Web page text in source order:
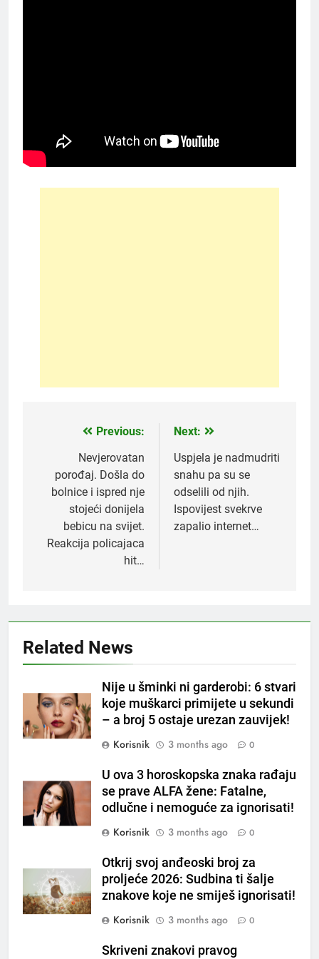
navigation
Previous:
Nevjerovatan
porođaj. Došla do
bolnice i ispred nje
stojeći donijela
bebicu na svijet.
Reakcija policajaca
hit…
Next:
Uspjela je nadmudriti
snahu pa su se
odselili od njih.
Ispovijest svekrve
zapalio internet…
Related News
Nije u šminki ni garderobi: 6 stvari
koje muškarci primijete u sekundi
– a broj 5 ostaje urezan zauvijek!
Korisnik
3 months ago 0
U ova 3 horoskopska znaka rađaju
se prave ALFA žene: Fatalne,
odlučne i nemoguće za ignorisati!
Korisnik
3 months ago 0
Otkrij svoj anđeoski broj za
proljeće 2026: Sudbina ti šalje
znakove koje ne smiješ ignorisati!
Korisnik
3 months ago 0
Skriveni znakovi pravog
Čaj od lovora i cimeta – prirodni
napitak za svakodnevnu rutinu
OSTALO
ČISTAČ JETRE: Uzmite gutljaj
na prazan stomak i crijeva će
raditi kao sat, zaboravit ćete na
loše varenje
Tračevi su njihova glavna
preokupacija: Ljudi rođeni u ova
OSTALO